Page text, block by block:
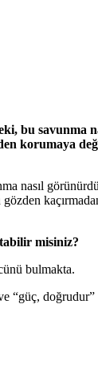
bu savunma
korumaya
nasıl
misiniz?
bulmakta.
“güç, doğrudur”